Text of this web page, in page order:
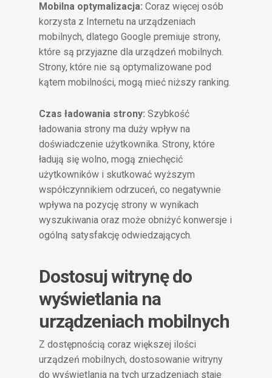
Mobilna optymalizacja: Coraz więcej osób
korzysta z Internetu na urządzeniach
mobilnych, dlatego Google premiuje strony,
które są przyjazne dla urządzeń mobilnych.
Strony, które nie są optymalizowane pod
kątem mobilności, mogą mieć niższy ranking.
Czas ładowania strony: Szybkość
ładowania strony ma duży wpływ na
doświadczenie użytkownika. Strony, które
ładują się wolno, mogą zniechęcić
użytkowników i skutkować wyższym
współczynnikiem odrzuceń, co negatywnie
wpływa na pozycję strony w wynikach
wyszukiwania oraz może obniżyć konwersje i
ogólną satysfakcję odwiedzających.
Dostosuj witrynę do
wyświetlania na
urządzeniach mobilnych
Z dostępnością coraz większej ilości
urządzeń mobilnych, dostosowanie witryny
do wyświetlania na tych urządzeniach staje